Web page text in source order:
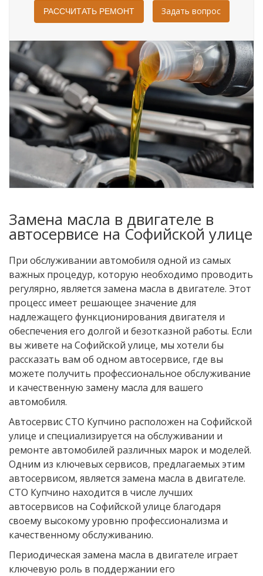
Задать вопрос
Замена масла в двигателе в
автосервисе на Софийской улице
При обслуживании автомобиля одной из самых
важных процедур, которую необходимо проводить
регулярно, является замена масла в двигателе. Этот
процесс имеет решающее значение для
надлежащего функционирования двигателя и
обеспечения его долгой и безотказной работы. Если
вы живете на Софийской улице, мы хотели бы
рассказать вам об одном автосервисе, где вы
можете получить профессиональное обслуживание
и качественную замену масла для вашего
автомобиля.
Автосервис СТО Купчино расположен на Софийской
улице и специализируется на обслуживании и
ремонте автомобилей различных марок и моделей.
Одним из ключевых сервисов, предлагаемых этим
автосервисом, является замена масла в двигателе.
СТО Купчино находится в числе лучших
автосервисов на Софийской улице благодаря
своему высокому уровню профессионализма и
качественному обслуживанию.
Периодическая замена масла в двигателе играет
ключевую роль в поддержании его